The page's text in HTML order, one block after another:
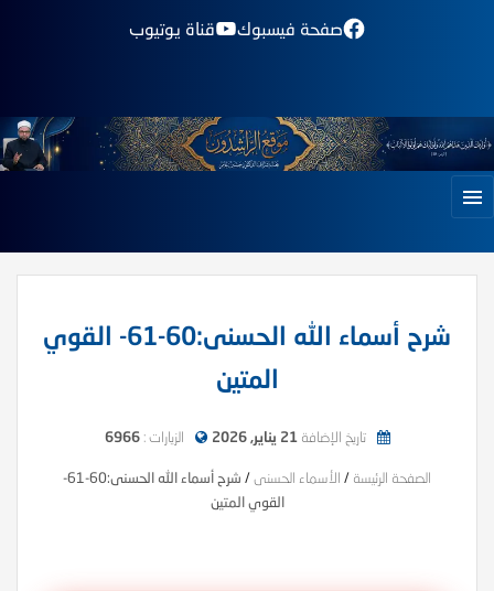
صفحة فيسبوك قناة يوتيوب
شرح أسماء الله الحسنى:60-61- القوي
المتين
تاريخ الإضافة 21 يناير, 2026 الزيارات :6966
الصفحة الرئيسة / الأسماء الحسنى/
شرح أسماء الله الحسنى:60-61-
القوي المتين